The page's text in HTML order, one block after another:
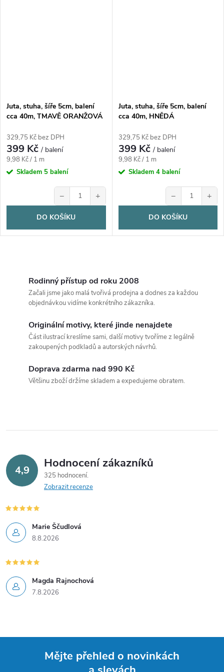
Juta, stuha, šíře 5cm, balení
cca 40m, TMAVĚ ORANŽOVÁ
329,75 Kč bez DPH
399 Kč/ balení
Měrná
cena:
9,98 Kč / 1 m
Skladem 5 balení
− +
DO KOŠÍKU
Juta, stuha, šíře 5cm, balení
cca 40m, HNĚDÁ
329,75 Kč bez DPH
399 Kč/ balení
Měrná
cena:
9,98 Kč / 1 m
Skladem 4 balení
− +
DO KOŠÍKU
p
v
k
y
v
ý
p
i
Rodinný přístup od roku 2008
Začali jsme jako malá tvořivá prodejna a dodnes za každou
objednávkou vidíme konkrétního zákazníka.
Originální motivy, které jinde nenajdete
Část ilustrací kreslíme sami, další motivy tvoříme z legálně
zakoupených podkladů a autorských návrhů.
Doprava zdarma nad 990 Kč
Většinu zboží držíme skladem a expedujeme obratem.
4,9 Hodnocení zákazníků
325 hodnocení
Zobrazit recenze
Marie Ščudlová
8.8.2026
Magda Rajnochová
7.8.2026
Mějte přehled o novinkách